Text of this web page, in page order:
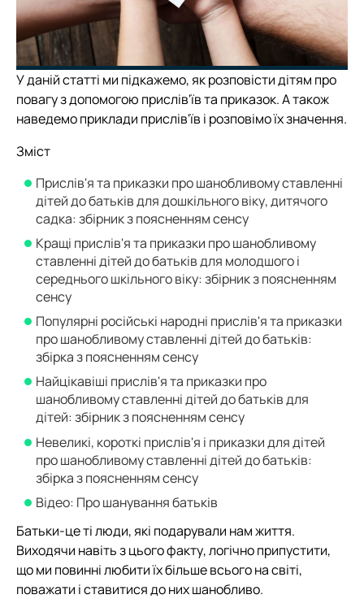
У даній статті ми підкажемо, як розповісти дітям про
повагу з допомогою прислів'їв та приказок. А також
наведемо приклади прислів'їв і розповімо їх значення.
Зміст
Прислів'я та приказки про шанобливому ставленні
дітей до батьків для дошкільного віку, дитячого
садка: збірник з поясненням сенсу
Кращі прислів'я та приказки про шанобливому
ставленні дітей до батьків для молодшого і
середнього шкільного віку: збірник з поясненням
сенсу
Популярні російські народні прислів'я та приказки
про шанобливому ставленні дітей до батьків:
збірка з поясненням сенсу
Найцікавіші прислів'я та приказки про
шанобливому ставленні дітей до батьків для
дітей: збірник з поясненням сенсу
Невеликі, короткі прислів'я і приказки для дітей
про шанобливому ставленні дітей до батьків:
збірка з поясненням сенсу
Відео: Про шанування батьків
Батьки-це ті люди, які подарували нам життя.
Виходячи навіть з цього факту, логічно припустити,
що ми повинні любити їх більше всього на світі,
поважати і ставитися до них шанобливо.